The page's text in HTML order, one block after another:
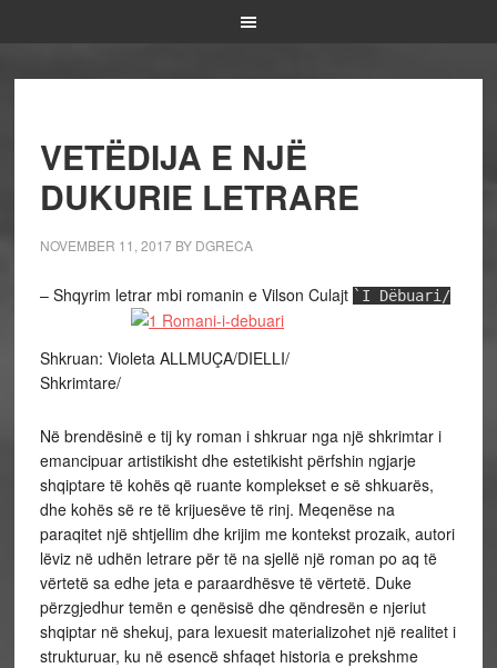
VETËDIJA E NJË
DUKURIE LETRARE
NOVEMBER 11, 2017BY DGRECA
– Shqyrim letrar mbi romanin e Vilson Culajt `I Dëbuari/
Shkruan: Violeta ALLMUÇA/DIELLI/
Shkrimtare/
Në brendësinë e tij ky roman i shkruar nga një shkrimtar i
emancipuar artistikisht dhe estetikisht përfshin ngjarje
shqiptare të kohës që ruante komplekset e së shkuarës,
dhe kohës së re të krijuesëve të rinj. Meqenëse na
paraqitet një shtjellim dhe krijim me kontekst prozaik, autori
lëviz në udhën letrare për të na sjellë një roman po aq të
vërtetë sa edhe jeta e paraardhësve të vërtetë. Duke
përzgjedhur temën e qenësisë dhe qëndresën e njeriut
shqiptar në shekuj, para lexuesit materializohet një realitet i
strukturuar, ku në esencë shfaqet historia e prekshme